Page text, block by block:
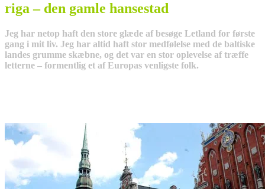
riga – den gamle hansestad
Jeg har netop haft den store glæde af besøge Letland for første
gang i mit liv. Jeg har altid haft stor medfølelse med de baltiske
landes grumme skæbne, og det var en stor oplevelse af træffe
letterne – formentlig et af Europas venligste folk.